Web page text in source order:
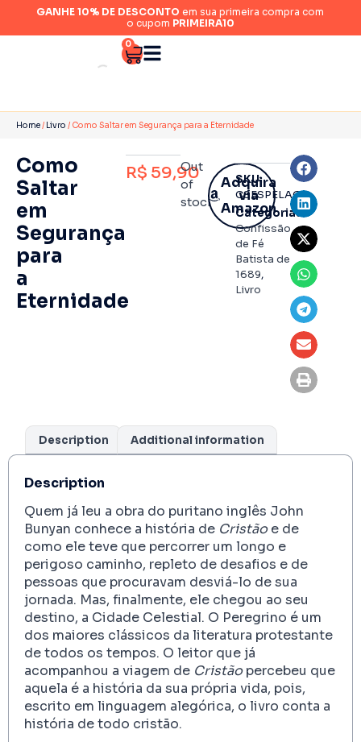
GANHE 10% DE DESCONTO em sua primeira compra com
o cupom PRIMEIRA10
0
Home/ Livro / Como Saltar em Segurança para a Eternidade
Como
Saltar
em
Segurança
para
a
Eternidade
R$ 59,90
Out
of
stock
Adquira
via
Amazon
SKU:
CSESPELAG
Categorias:
Confissão
de Fé
Batista de
1689,
Livro
Description Additional information
Description
Quem já leu a obra do puritano inglês John
Bunyan conhece a história de Cristãoe de
como ele teve que percorrer um longo e
perigoso caminho, repleto de desafios e de
pessoas que procuravam desviá-lo de sua
jornada. Mas, finalmente, ele chegou ao seu
destino, a Cidade Celestial. O Peregrino é um
dos maiores clássicos da literatura protestante
de todos os tempos. O leitor que já
acompanhou a viagem de Cristãopercebeu que
aquela é a história da sua própria vida, pois,
escrito em linguagem alegórica, o livro conta a
história de todo cristão.